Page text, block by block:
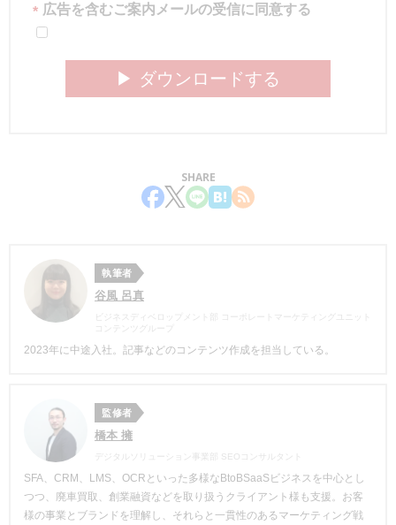
* 広告を含むご案内メールの受信に同意する
▶︎ ダウンロードする
SHARE
執筆者
谷風 呂真
ビジネスディベロップメント部 コーポレートマーケティングユニット
コンテンツグループ
2023年に中途入社。記事などのコンテンツ作成を担当している。
監修者
橋本 擁
デジタルソリューション事業部 SEOコンサルタント
SFA、CRM、LMS、OCRといった多様なBtoBSaaSビジネスを中心とし
つつ、廃車買取、創業融資などを取り扱うクライアント様も支援。お客
様の事業とブランドを理解し、それらと一貫性のあるマーケティング戦